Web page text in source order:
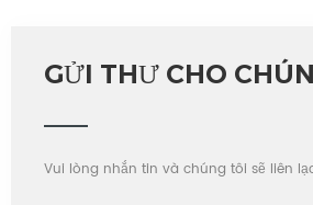
GỬI THƯ CHO
Vui lòng nhắn tin và chúng tôi sẽ liên